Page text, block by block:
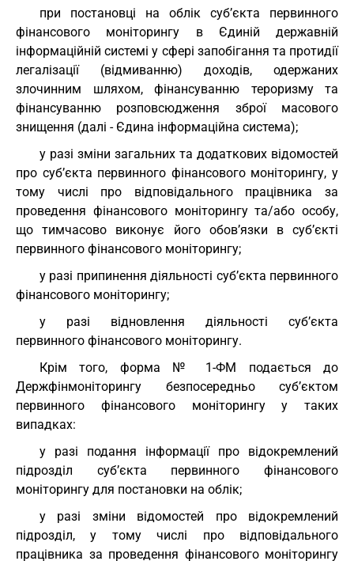
при постановці на облік суб’єкта первинного
фінансового моніторингу в Єдиній державній
інформаційній системі у сфері запобігання та протидії
легалізації (відмиванню) доходів, одержаних
злочинним шляхом, фінансуванню тероризму та
фінансуванню розповсюдження зброї масового
знищення (далі - Єдина інформаційна система);
у разі зміни загальних та додаткових відомостей
про суб’єкта первинного фінансового моніторингу, у
тому числі про відповідального працівника за
проведення фінансового моніторингу та/або особу,
що тимчасово виконує його обов’язки в суб’єкті
первинного фінансового моніторингу;
у разі припинення діяльності суб’єкта первинного
фінансового моніторингу;
у разі відновлення діяльності суб’єкта
первинного фінансового моніторингу.
Крім того, форма № 1-ФМ подається до
Держфінмоніторингу безпосередньо суб’єктом
первинного фінансового моніторингу у таких
випадках:
у разі подання інформації про відокремлений
підрозділ суб’єкта первинного фінансового
моніторингу для постановки на облік;
у разі зміни відомостей про відокремлений
підрозділ, у тому числі про відповідального
працівника за проведення фінансового моніторингу